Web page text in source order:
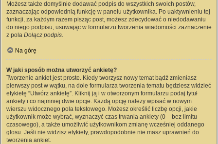
Możesz także domyślnie dodawać podpis do wszystkich swoich postów,
zaznaczając odpowiednią funkcję w panelu użytkownika. Po uaktywnieniu tej
funkcji, za każdym razem pisząc post, możesz zdecydować o niedodawaniu
do niego podpisu, usuwając w formularzu tworzenia wiadomości zaznaczenie
z pola Dołącz podpis.
Na górę
W jaki sposób można utworzyć ankietę?
Tworzenie ankiet jest proste. Kiedy tworzysz nowy temat bądź zmieniasz
pierwszy post w wątku, na dole formularza tworzenia tematu będziesz widzieć
etykietę “Utwórz ankietę”. Kliknij ją i w otworzonym formularzu podaj tytuł
ankiety i co najmniej dwie opcje. Każdą opcję należy wpisać w nowym
wierszu widocznego pola tekstowego. Możesz określić liczbę opcji, jakie
użytkownik może wybrać, wyznaczyć czas trwania ankiety (0 – bez limitu
czasowego), a także umożliwić użytkownikom zmianę wcześniej oddanego
głosu. Jeśli nie widzisz etykiety, prawdopodobnie nie masz uprawnień do
tworzenia ankiet.